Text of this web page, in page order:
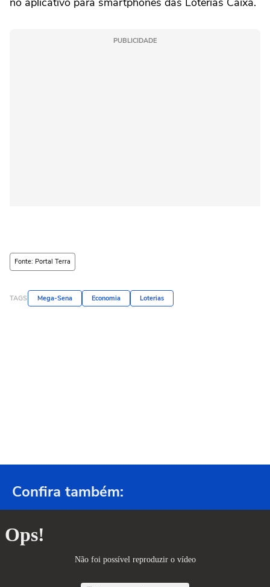
PUBLICIDADE
Fonte: Portal Terra
TAGS Mega-Sena Economia Loterias
Confira também: